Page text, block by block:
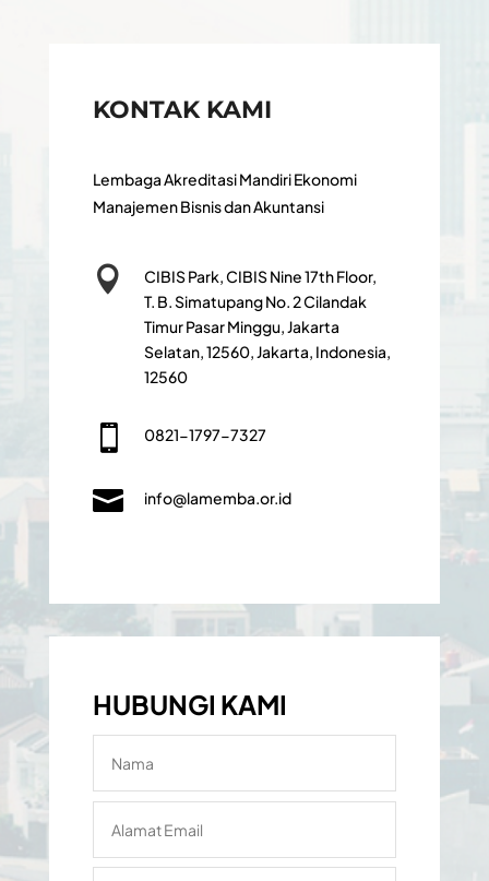
KONTAK KAMI
Lembaga Akreditasi Mandiri Ekonomi
Manajemen Bisnis dan Akuntansi

CIBIS Park, CIBIS Nine 17th Floor,
T. B. Simatupang No. 2 Cilandak
Timur Pasar Minggu, Jakarta
Selatan, 12560, Jakarta, Indonesia,
12560
 0821-1797-7327
 info@lamemba.or.id
HUBUNGI KAMI